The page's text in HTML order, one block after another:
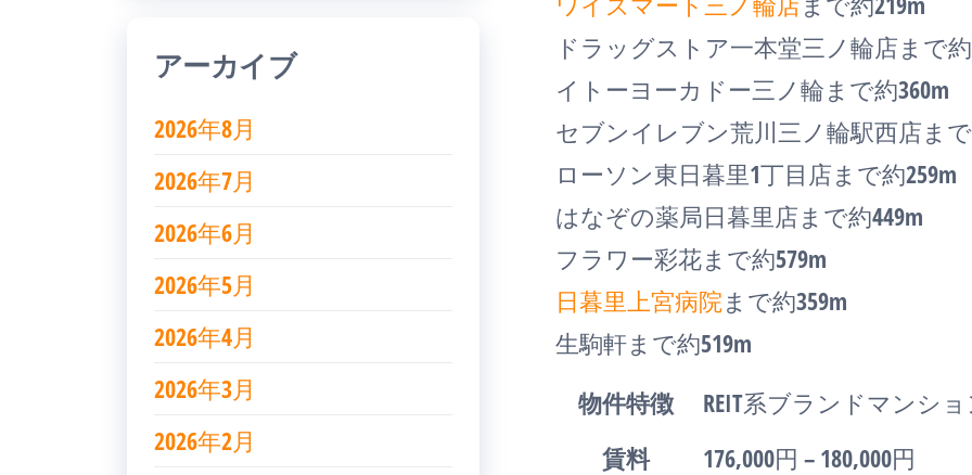
ドラッグストア一本堂三ノ輪店まで約
イトーヨーカドー三ノ輪まで約360m
セブンイレブン荒川三ノ輪駅西店まで
ローソン東日暮里1丁目店まで約259m
はなぞの薬局日暮里店まで約449m
フラワー彩花まで約579m
日暮里上宮病院まで約359m
生駒軒まで約519m
物件特徴
REIT系ブランドマンシ
賃料
176,000円 – 180,000円
アーカイブ
2026年8月
2026年7月
2026年6月
2026年5月
2026年4月
2026年3月
2026年2月